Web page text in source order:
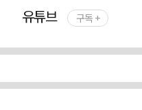
유튜브 구독 +